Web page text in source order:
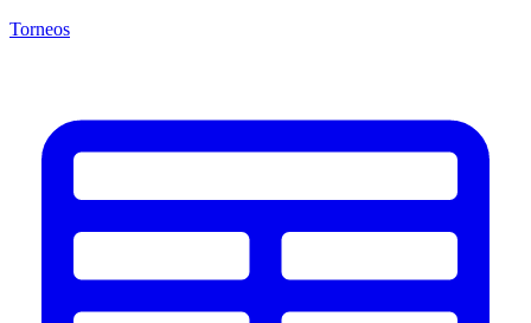
Torneos